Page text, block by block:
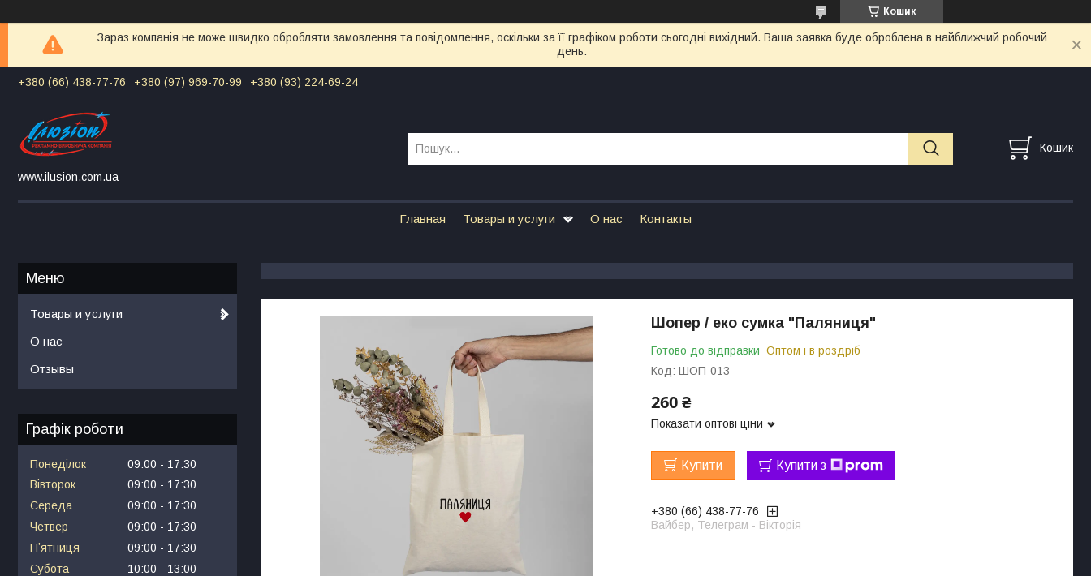
Кошик
Зараз компанія не може швидко обробляти замовлення та повідомлення, оскільки за її графіком роботи сьогодні вихідний. Ваша заявка буде оброблена в найближчий робочий
день.
+380 (66) 438-77-76 +380 (97) 969-70-99 +380 (93) 224-69-24
www.ilusion.com.ua
Кошик
Главная Товары и услуги О нас Контакты
Шопер / еко сумка "Паляниця"
Готово до відправки Оптом і в роздріб
Код: ШОП-013
260 ₴
Показати оптові ціни
Купити Купити з
+380 (66) 438-77-76
Вайбер, Телеграм - Вікторія
Товары и услуги
О нас
Отзывы
Графік роботи
Понеділок 09:00
17:30
Вівторок
09:00
17:30
Середа
09:00
17:30
Четвер
09:00
17:30
Пʼятниця
09:00
17:30
Субота
10:00
13:00